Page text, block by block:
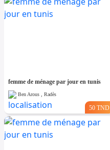
femme de ménage par jour en tunis
Ben Arous , Radès
50 TND